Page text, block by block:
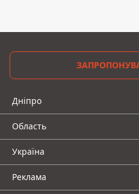
Дніпро
Область
Україна
Реклама